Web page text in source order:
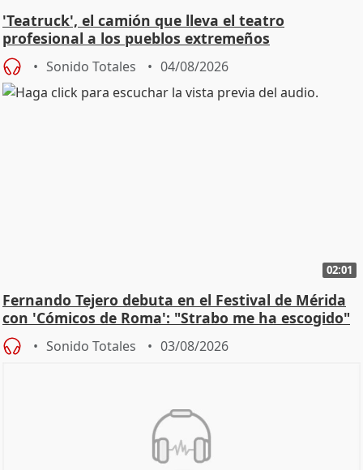
'Teatruck', el camión que lleva el teatro
profesional a los pueblos extremeños
Sonido Totales 04/08/2026
02:01
Fernando Tejero debuta en el Festival de Mérida
con 'Cómicos de Roma': "Strabo me ha escogido"
Sonido Totales 03/08/2026